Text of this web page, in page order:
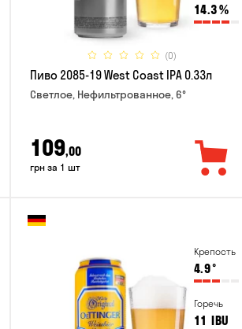
14.3%
(0)
Пиво 2085-19 West Coast IPA 0.33л
Светлое, Нефильтрованное, 6°
109,00
грн за 1 шт
Крепость
4.9°
Горечь
11 IBU